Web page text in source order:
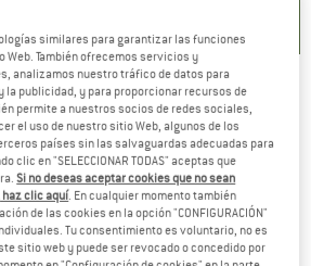
- Gorra
similares para garantizar las funciones
También ofrecemos servicios y
analizamos nuestro tráfico de datos para
la publicidad, y para proporcionar recursos de
permite a nuestros socios de redes sociales,
el uso de nuestro sitio Web, algunos de los
países sin las salvaguardas adecuadas para
clic en "SELECCIONAR TODAS" aceptas que
Si no deseas aceptar cookies que no sean
clic aquí. En cualquier momento también
de las cookies en la opción "CONFIGURACIÓN"
Tu consentimiento es voluntario, no es
sitio web y puede ser revocado o concedido por